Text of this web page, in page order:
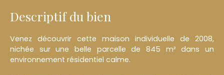
Descriptif du bien
Venez découvrir cette maison individuelle de 2008,
nichée sur une belle parcelle de 845 m² dans un
environnement résidentiel calme.